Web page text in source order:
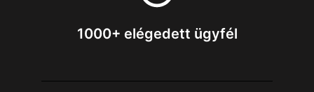
1000+ elégedett ügyfél